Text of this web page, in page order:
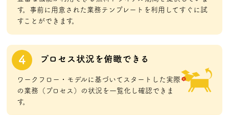
す。事前に用意された業務テンプレートを利用してすぐに試
すことができます。
4 プロセス状況を俯瞰できる
ワークフロー・モデルに基づいてスタートした実際
の業務（プロセス）の状況を一覧化し確認できま
す。